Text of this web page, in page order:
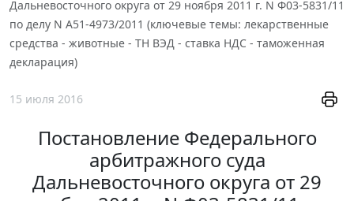
Дальневосточного округа от 29 ноября 2011 г. N Ф03-5831/11
по делу N А51-4973/2011 (ключевые темы: лекарственные
средства - животные - ТН ВЭД - ставка НДС - таможенная
декларация)
15 июля 2016
Постановление Федерального
арбитражного суда
Дальневосточного округа от 29